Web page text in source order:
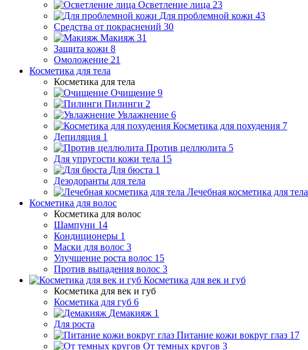
Осветление лица 23
Для проблемной кожи 43
Средства от покраснений 30
Макияж 31
Защита кожи 8
Омоложение 21
Косметика для тела
Косметика для тела
Очищение 9
Пилинги 2
Увлажнение 6
Косметика для похудения 7
Депиляция 1
Против целлюлита 5
Для упругости кожи тела 15
Для бюста 1
Дезодоранты для тела
Лечебная косметика для тела
Косметика для волос
Косметика для волос
Шампуни 14
Кондиционеры 1
Маски для волос 3
Улучшение роста волос 15
Против выпадения волос 3
Косметика для век и губ
Косметика для век и губ
Косметика для губ 6
Демакияж 1
Для роста
Питание кожи вокруг глаз 17
От темных кругов 3